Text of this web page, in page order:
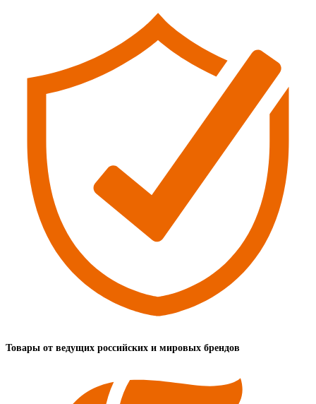
Товары от ведущих российских и мировых брендов